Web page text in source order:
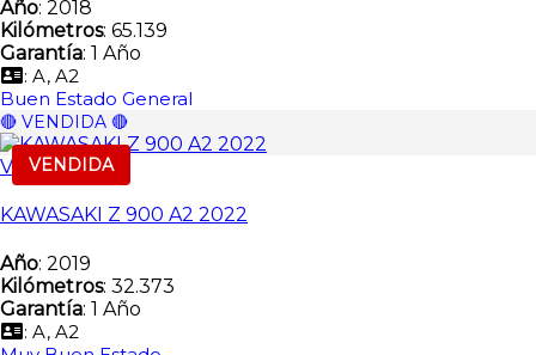
Año: 2018
Kilómetros: 65.139
Garantía: 1 Año
: A, A2
Buen Estado General
🔴 VENDIDA 🔴
VENDIDA
Vendida
KAWASAKI Z 900 A2 2022
Año: 2019
Kilómetros: 32.373
Garantía: 1 Año
: A, A2